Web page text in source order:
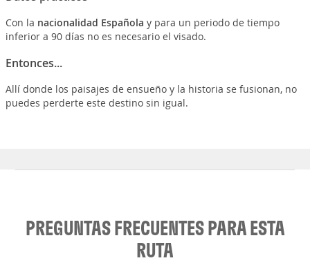
Con la nacionalidad Española y para un periodo de tiempo
inferior a 90 días no es necesario el visado.
Entonces...
Allí donde los paisajes de ensueño y la historia se fusionan, no
puedes perderte este destino sin igual.
PREGUNTAS FRECUENTES PARA ESTA
RUTA